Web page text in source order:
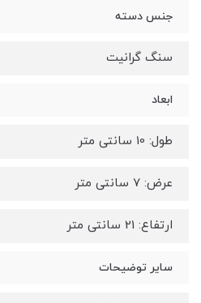
جنس دسته
سنگ گرانیت
ابعاد
طول: 10 سانتی متر
عرض: 7 سانتی متر
ارتفاع: 21 سانتی متر
سایر توضیحات